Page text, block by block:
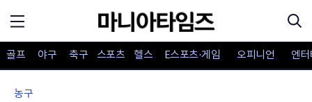
골프 야구 축구 스포츠 헬스 E스포츠·게임 오피니언 엔
농구